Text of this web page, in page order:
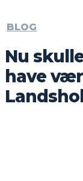
BLOG
Nu
have